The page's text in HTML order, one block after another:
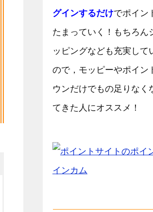
グインするだけでポイン
たまっていく！もちろん
ッピングなども充実して
ので，モッピーやポイン
ウンだけでもの足りなく
てきた人にオススメ！